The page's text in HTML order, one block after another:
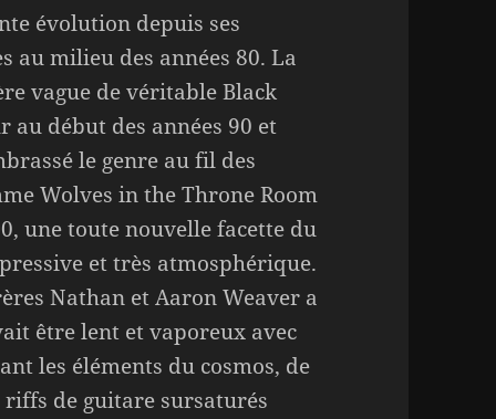
évolution depuis ses
au milieu des années 80. La
vague de véritable Black
début des années 90 et
le genre au fil des
Wolves in the Throne Room
une toute nouvelle facette du
et très atmosphérique.
Nathan et Aaron Weaver a
être lent et vaporeux avec
les éléments du cosmos, de
de guitare sursaturés